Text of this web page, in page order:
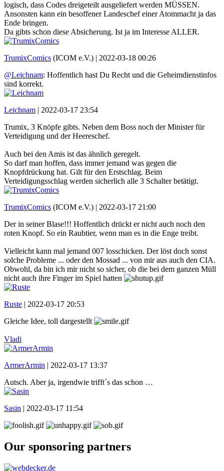
logisch, dass Codes dreigeteilt ausgeliefert werden MÜSSEN.
Ansonsten kann ein besoffener Landeschef einer Atommacht ja das
Ende bringen.
Da gibts schon diese Absicherung. Ist ja im Interesse ALLER.
TrumixComics (ICOM e.V.) | 2022-03-18 00:26
@Leichnam: Hoffentlich hast Du Recht und die Geheimdienstinfos
sind korrekt.
Leichnam | 2022-03-17 23:54
Trumix, 3 Knöpfe gibts. Neben dem Boss noch der Minister für
Verteidigung und der Heereschef.
Auch bei den Amis ist das ähnlich geregelt.
So darf man hoffen, dass immer jemand was gegen die
Knopfdrückung hat. Gilt für den Erstschlag. Beim
Verteidigungsschlag werden sicherlich alle 3 Schalter betätigt.
TrumixComics (ICOM e.V.) | 2022-03-17 21:00
Der in seiner Blase!!! Hoffentlich drückt er nicht auch noch den
roten Knopf. So ein Raubtier, wenn man es in die Enge treibt.
Vielleicht kann mal jemand 007 losschicken. Der löst doch sonst
solche Probleme ... oder den Mossad ... von mir aus auch den CIA.
Obwohl, da bin ich mir nicht so sicher, ob die bei dem ganzen Müll
nicht auch ihre Finger im Spiel hatten
Ruste | 2022-03-17 20:53
Gleiche Idee, toll dargestellt
Vladi
ArmerArmin | 2022-03-17 13:37
Autsch. Aber ja, irgendwie trifft´s das schon …
Sasin | 2022-03-17 11:54
Our sponsoring partners